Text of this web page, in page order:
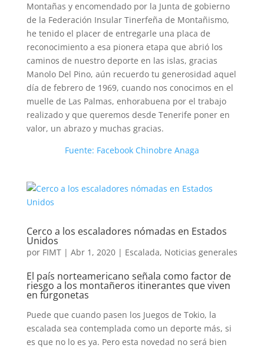
Montañas y encomendado por la Junta de gobierno
de la Federación Insular Tinerfeña de Montañismo,
he tenido el placer de entregarle una placa de
reconocimiento a esa pionera etapa que abrió los
caminos de nuestro deporte en las islas, gracias
Manolo Del Pino, aún recuerdo tu generosidad aquel
día de febrero de 1969, cuando nos conocimos en el
muelle de Las Palmas, enhorabuena por el trabajo
realizado y que queremos desde Tenerife poner en
valor, un abrazo y muchas gracias.
Fuente: Facebook Chinobre Anaga
Cerco a los escaladores nómadas en Estados
Unidos
por FIMT| Abr 1, 2020| Escalada, Noticias generales
El país norteamericano señala como factor de
riesgo a los montañeros itinerantes que viven
en furgonetas
Puede que cuando pasen los Juegos de Tokio, la
escalada sea contemplada como un deporte más, si
es que no lo es ya. Pero esta novedad no será bien